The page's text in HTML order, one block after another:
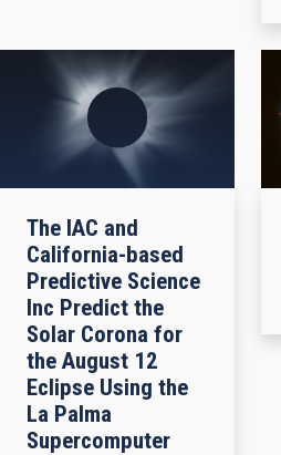
The IAC and
California-based
Predictive Science
Inc Predict the
Solar Corona for
the August 12
Eclipse Using the
La Palma
Supercomputer